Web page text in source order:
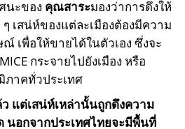
นะของ คุณสาระมองว่าการดึงให้
เสน่ห์ของแต่ละเมืองต้องมีความ
เพื่อให้ขายได้ในตัวเอง ซึ่งจะ
กระจายไปยังเมือง หรือ
ภาคทั่วประเทศ
แต่เสน่ห์เหล่านั้นถูกดึงความ
นอกจากประเทศไทยจะมีพื้นที่